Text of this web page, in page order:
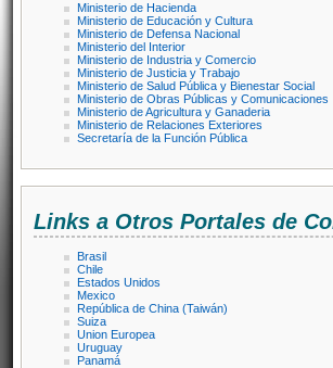
Ministerio de Hacienda
Ministerio de Educación y Cultura
Ministerio de Defensa Nacional
Ministerio del Interior
Ministerio de Industria y Comercio
Ministerio de Justicia y Trabajo
Ministerio de Salud Pública y Bienestar Social
Ministerio de Obras Públicas y Comunicaciones
Ministerio de Agricultura y Ganaderia
Ministerio de Relaciones Exteriores
Secretaría de la Función Pública
Links a Otros Portales de
Brasil
Chile
Estados Unidos
Mexico
República de China (Taiwán)
Suiza
Union Europea
Uruguay
Panamá